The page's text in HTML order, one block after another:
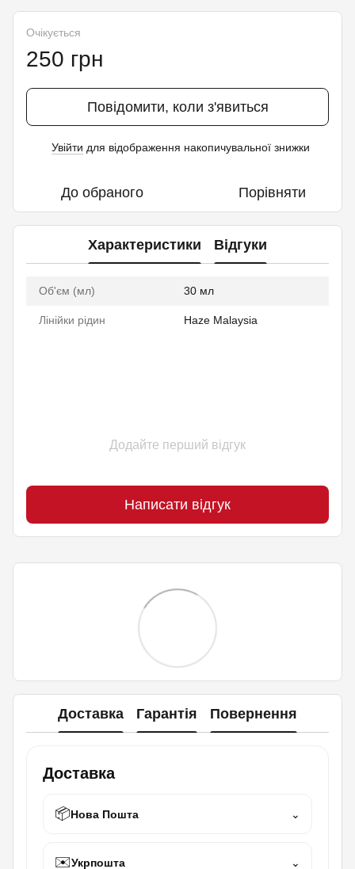
Очікується
250 грн
Повідомити, коли з'явиться
Увійти для відображення накопичувальної знижки
До обраного Порівняти
Характеристики Відгуки
Об'єм (мл) 30 мл
Лінійки рідин Haze Malaysia
Додайте перший відгук
Написати відгук
Доставка Гарантія Повернення
Доставка
📦Нова Пошта ⌄
✉️Укрпошта ⌄